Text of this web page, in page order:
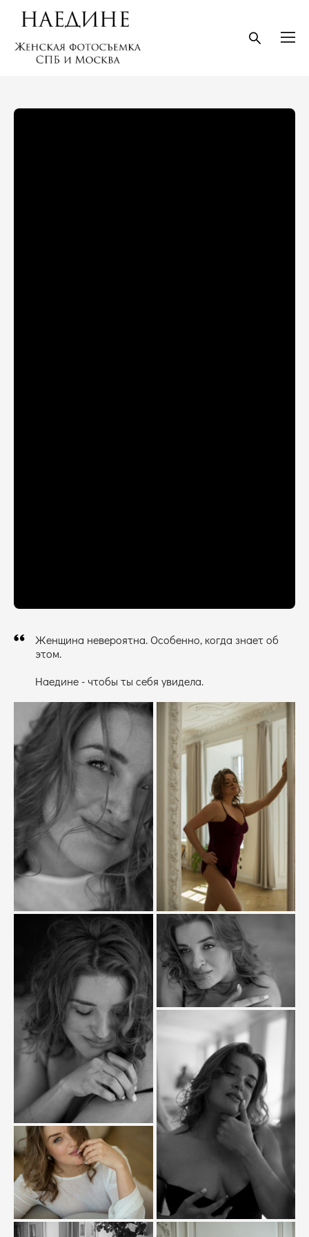
Женщина невероятна. Особенно, когда знает об
этом.
Наедине - чтобы ты себя увидела.